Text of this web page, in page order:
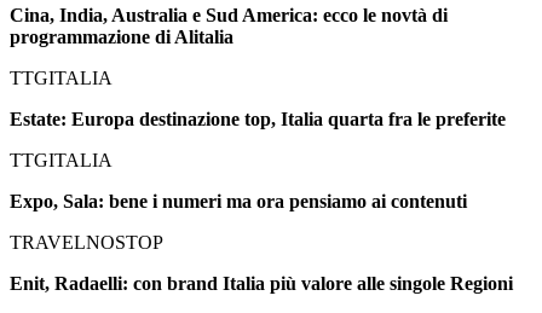
Cina, India, Australia e Sud America: ecco le novtà di
programmazione di Alitalia
TTGITALIA
Estate: Europa destinazione top, Italia quarta fra le preferite
TTGITALIA
Expo, Sala: bene i numeri ma ora pensiamo ai contenuti
TRAVELNOSTOP
Enit, Radaelli: con brand Italia più valore alle singole Regioni